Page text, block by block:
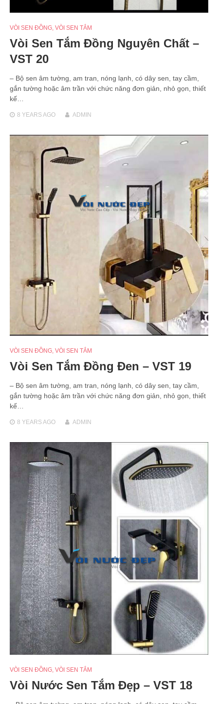
VÒI SEN ĐỒNG, VÒI SEN TẮM
Vòi Sen Tắm Đồng Nguyên Chất –
VST 20
– Bộ sen âm tường, am tran, nóng lạnh, có dây sen, tay cầm,
gắn tường hoặc âm trần với chức năng đơn giản, nhỏ gọn, thiết
kế…
8 YEARSAGO ADMIN
VÒI SEN ĐỒNG, VÒI SEN TẮM
Vòi Sen Tắm Đồng Đen – VST 19
– Bộ sen âm tường, am tran, nóng lạnh, có dây sen, tay cầm,
gắn tường hoặc âm trần với chức năng đơn giản, nhỏ gọn, thiết
kế…
8 YEARSAGO ADMIN
VÒI SEN ĐỒNG, VÒI SEN TẮM
Vòi Nước Sen Tắm Đẹp – VST 18